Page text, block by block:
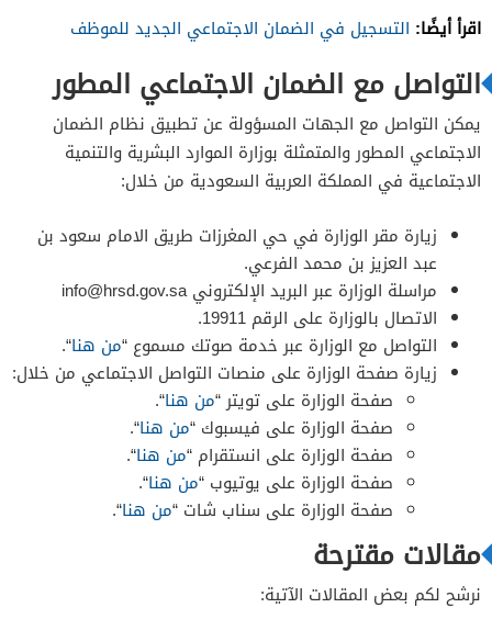
اقرأ أيضًا: التسجيل في الضمان الاجتماعي الجديد للموظف
التواصل مع الضمان الاجتماعي المطور
يمكن التواصل مع الجهات المسؤولة عن تطبيق نظام الضمان
الاجتماعي المطور والمتمثلة بوزارة الموارد البشرية والتنمية
الاجتماعية في المملكة العربية السعودية من خلال:
زيارة مقر الوزارة في حي المغرزات طريق الامام سعود بن
عبد العزيز بن محمد الفرعي.
مراسلة الوزارة عبر البريد الإلكترونيinfo@hrsd.gov.sa
الاتصال بالوزارة على الرقم 19911.
التواصل مع الوزارة عبر خدمة صوتك مسموع “من هنا“.
زيارة صفحة الوزارة على منصات التواصل الاجتماعي من خلال:
صفحة الوزارة على تويتر “من هنا“.
صفحة الوزارة على فيسبوك “من هنا“.
صفحة الوزارة على انستقرام “من هنا“.
صفحة الوزارة على يوتيوب “من هنا“.
صفحة الوزارة على سناب شات “من هنا“.
مقالات مقترحة
نرشح لكم بعض المقالات الآتية: